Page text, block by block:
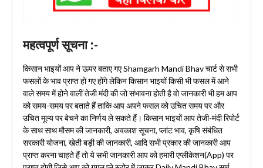
महत्वपूर्ण सूचना :-
किसान भाइयों आप ने ऊपर बताए गए Shamgarh Mandi Bhav चार्ट से सभी
फसलों के भाव प्राप्त हो गए होंगे लेकिन किसान भाइयों किसी भी फसल में आने
वाले समय में होने वालीं तेजी मंदी की जो संभावना होती है वो जानकारी भी हम आप
को समय-समय पर बताते हैं ताकि आप अपने फसल को उचित समय पर और
उचित मूल्य पर बेचने का निर्णय ले सकते हैं। किसान भाइयों आप तेजी-मंदी रिपोर्ट
के साथ साथ मौसम की जानकारी, अवकाश सूचना, प्लांट भाव, कृषि संबंधित
सरकारी योजना, खेती बड़ी की जानकारी, आदि सभी प्रकार की जानकारी आप
प्राप्त करना चाहते हैं तो ये सभी जानकारी आप को हमारी एप्लीकेशन(App) पर